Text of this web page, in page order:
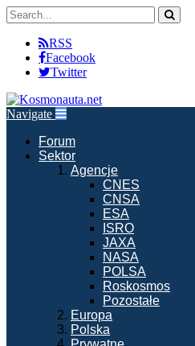
RSS
Facebook
Twitter
Navigate
Forum
Sektor
Agencje
CNES
CNSA
ESA
ISRO
JAXA
NASA
POLSA
Roskosmos
Pozostałe
Europa
Polska